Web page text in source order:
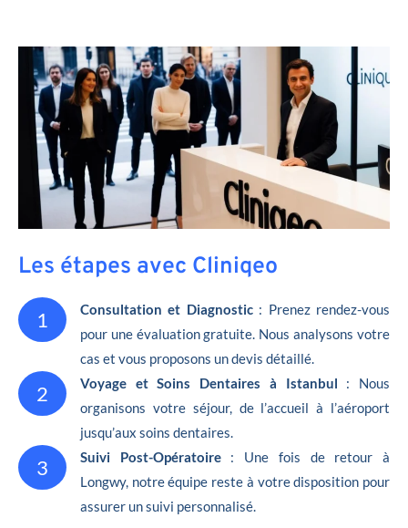
Les étapes avec Cliniqeo
1 Consultation et Diagnostic: Prenez rendez-vous
pour une évaluation gratuite. Nous analysons votre
cas et vous proposons un devis détaillé.
2 Voyage et Soins Dentaires à Istanbul : Nous
organisons votre séjour, de l’accueil à l’aéroport
jusqu’aux soins dentaires.
3 Suivi Post-Opératoire : Une fois de retour à
Longwy, notre équipe reste à votre disposition pour
assurer un suivi personnalisé.